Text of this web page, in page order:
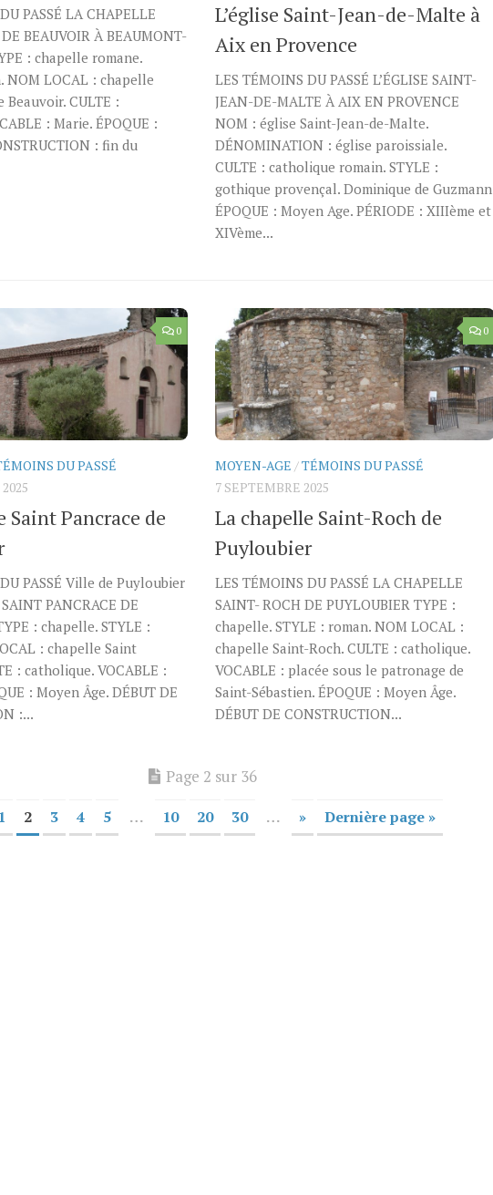
PASSÉ LA CHAPELLE
BEAUVOIR À BEAUMONT-
: chapelle romane.
NOM LOCAL : chapelle
CULTE :
: Marie. ÉPOQUE :
: fin du
L’église Saint-Jean-de-Malte à
Aix en Provence
LES TÉMOINS DU PASSÉ L’ÉGLISE SAINT-
JEAN-DE-MALTE À AIX EN PROVENCE
NOM : église Saint-Jean-de-Malte.
DÉNOMINATION : église paroissiale.
CULTE : catholique romain. STYLE :
gothique provençal. Dominique de Guzmann
ÉPOQUE : Moyen Age. PÉRIODE : XIIIème et
XIVème...
0
DU PASSÉ
Saint Pancrace de
PASSÉ Ville de Puyloubier
PANCRACE DE
: chapelle. STYLE :
: chapelle Saint
: catholique. VOCABLE :
: Moyen Âge. DÉBUT DE
:...
0
MOYEN-AGE /TÉMOINS DU PASSÉ
7 SEPTEMBRE 2025
La chapelle Saint-Roch de
Puyloubier
LES TÉMOINS DU PASSÉ LA CHAPELLE
SAINT- ROCH DE PUYLOUBIER TYPE :
chapelle. STYLE : roman. NOM LOCAL :
chapelle Saint-Roch. CULTE : catholique.
VOCABLE : placée sous le patronage de
Saint-Sébastien. ÉPOQUE : Moyen Âge.
DÉBUT DE CONSTRUCTION...
Page 2 sur 36
1 2 3 4 5 … 10 20 30 … » Dernière page »